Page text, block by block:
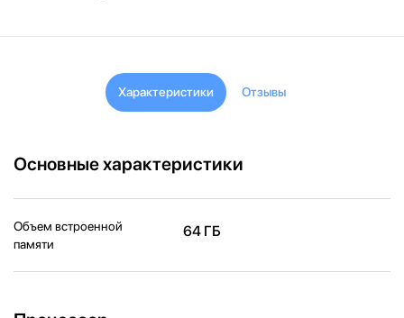
Характеристики Отзывы
Основные характеристики
Объем встроенной
памяти
64 ГБ